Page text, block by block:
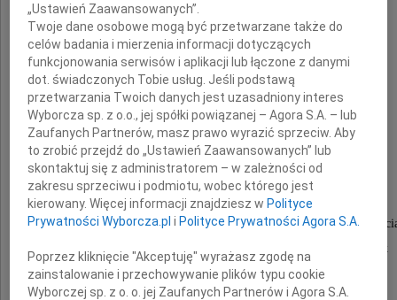
że dnia 19 czerwca 2020 roku zmarła
Zofia Drzewińska
inż. budownictwa wodnego
Kochana Żona, najlepsza Mama, wspaniała
Cudowna Prababcia i bardzo dobry Człowiek
„Ustawień Zaawansowanych”.
Twoje dane osobowe mogą być przetwarzane także do
celów badania i mierzenia informacji dotyczących
funkcjonowania serwisów i aplikacji lub łączone z danymi
dot. świadczonych Tobie usług. Jeśli podstawą
przetwarzania Twoich danych jest uzasadniony interes
Wyborcza sp. z o.o., jej spółki powiązanej – Agora S.A. – lub
Zaufanych Partnerów, masz prawo wyrazić sprzeciw. Aby
to zrobić przejdź do „Ustawień Zaawansowanych” lub
skontaktuj się z administratorem – w zależności od
zakresu sprzeciwu i podmiotu, wobec którego jest
kierowany. Więcej informacji znajdziesz wPolityce
Prywatności Wyborcza.pl iPolityce Prywatności Agora S.A.
Poprzez kliknięcie "Akceptuję" wyrażasz zgodę na
zainstalowanie i przechowywanie plików typu cookie
Wyborczej sp. z o. o. jej Zaufanych Partnerów i Agora S.A.